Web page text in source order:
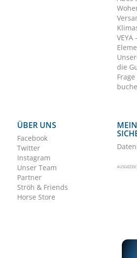
die
ÜBER UNS
Facebook
Twitter
Instagram
Unser Team
Partner
Ströh & Friends
Horse Store